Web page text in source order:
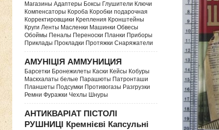
Магазины Адаптеры Боксы Глушители Ключи
Компенсаторы Короба Коробки подарочная
Корректировщики Крепления Кронштейны
Круги Ленты Масленки Машинки Обвесы
Обоймы Пеналы Переноски Планки Приборы
Приклады Прокладки Протяжки Снаряжатели
АМУНІЦІЯ АММУНИЦИЯ
Барсетки Бронежилеты Каски Кейсы Кобуры
Маскхалаты белые Парашюты Патронташи
Планшеты Подсумки Противогазы Разгрузки
Ремни Фуражки Чехлы Шнуры
АНТИКВАРІАТ ПІСТОЛІ
РУШНИЦІ Кремнієві Капсульні